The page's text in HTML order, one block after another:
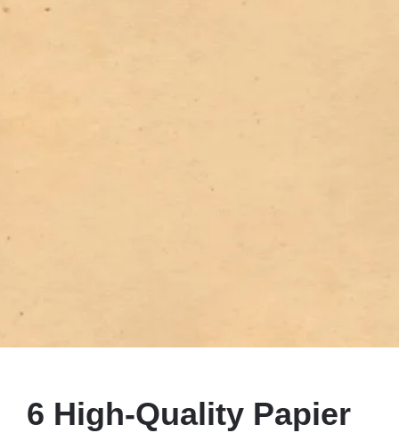
6 High-Quality Papier